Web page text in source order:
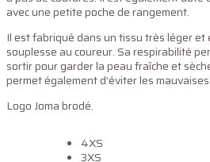
avec une petite poche de rangement.
Il est fabriqué dans un tissu très léger
souplesse au coureur. Sa respirabilité
sortir pour garder la peau fraîche et
permet également d’éviter les
Logo Joma brodé.
4XS
3XS